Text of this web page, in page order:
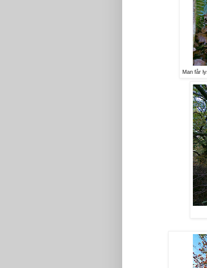
Man får